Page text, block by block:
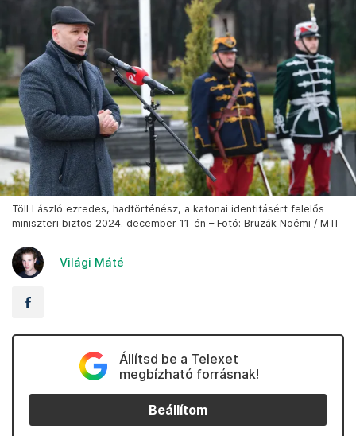
Töll László ezredes, hadtörténész, a katonai identitásért felelős
miniszteri biztos 2024. december 11-én – Fotó: Bruzák Noémi / MTI
Világi Máté
Állítsd be a Telexet
megbízható forrásnak!
Beállítom